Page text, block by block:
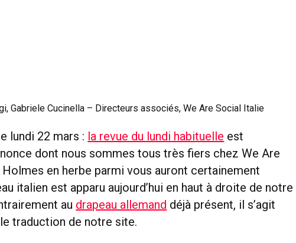
Gabriele Cucinella – Directeurs associés, We Are Social Italie
lundi 22 mars : la revue du lundi habituelle est
dont nous sommes tous très fiers chez We Are
en herbe parmi vous auront certainement
italien est apparu aujourd’hui en haut à droite de notre
au drapeau allemand déjà présent, il s’agit
traduction de notre site.